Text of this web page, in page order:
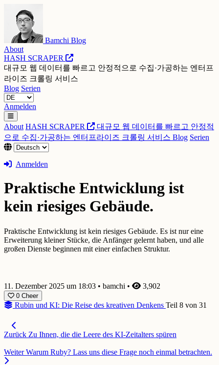
Bamchi Blog
About
HASH SCRAPER
대규모 웹 데이터를 빠르고 안정적으로 수집·가공하는 엔터프
라이즈 크롤링 서비스
Blog Serien
Anmelden
About HASH SCRAPER
대규모 웹 데이터를 빠르고 안정적
으로 수집·가공하는 엔터프라이즈 크롤링 서비스 Blog Serien
Anmelden
Praktische Entwicklung ist
kein riesiges Gebäude.
Praktische Entwicklung ist kein riesiges Gebäude. Es ist nur eine
Erweiterung kleiner Stücke, die Anfänger gelernt haben, und alle
großen Dienste beginnen mit einer einfachen Struktur.
11. Dezember 2025 um 18:03 • bamchi • 3,902
0 Cheer
Rubin und KI: Die Reise des kreativen Denkens Teil 8 von 31
Zurück Zu Ihnen, die die Leere des KI-Zeitalters spüren
Weiter Warum Ruby? Lass uns diese Frage noch einmal betrachten.